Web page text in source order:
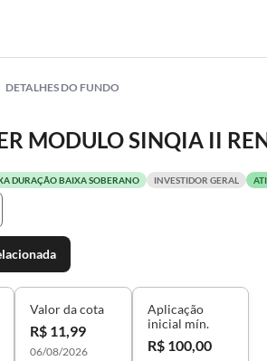
DETALHES DO FUNDO
MODULO SINQIA II
DURAÇÃO BAIXA SOBERANO INVESTIDOR GERAL
Valor da cota
R$ 11,99
06/08/2026
Aplicação
inicial mín.
R$ 100,00